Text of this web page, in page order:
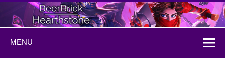
Skip
content
BeerBrick
Hearthstone
MENU